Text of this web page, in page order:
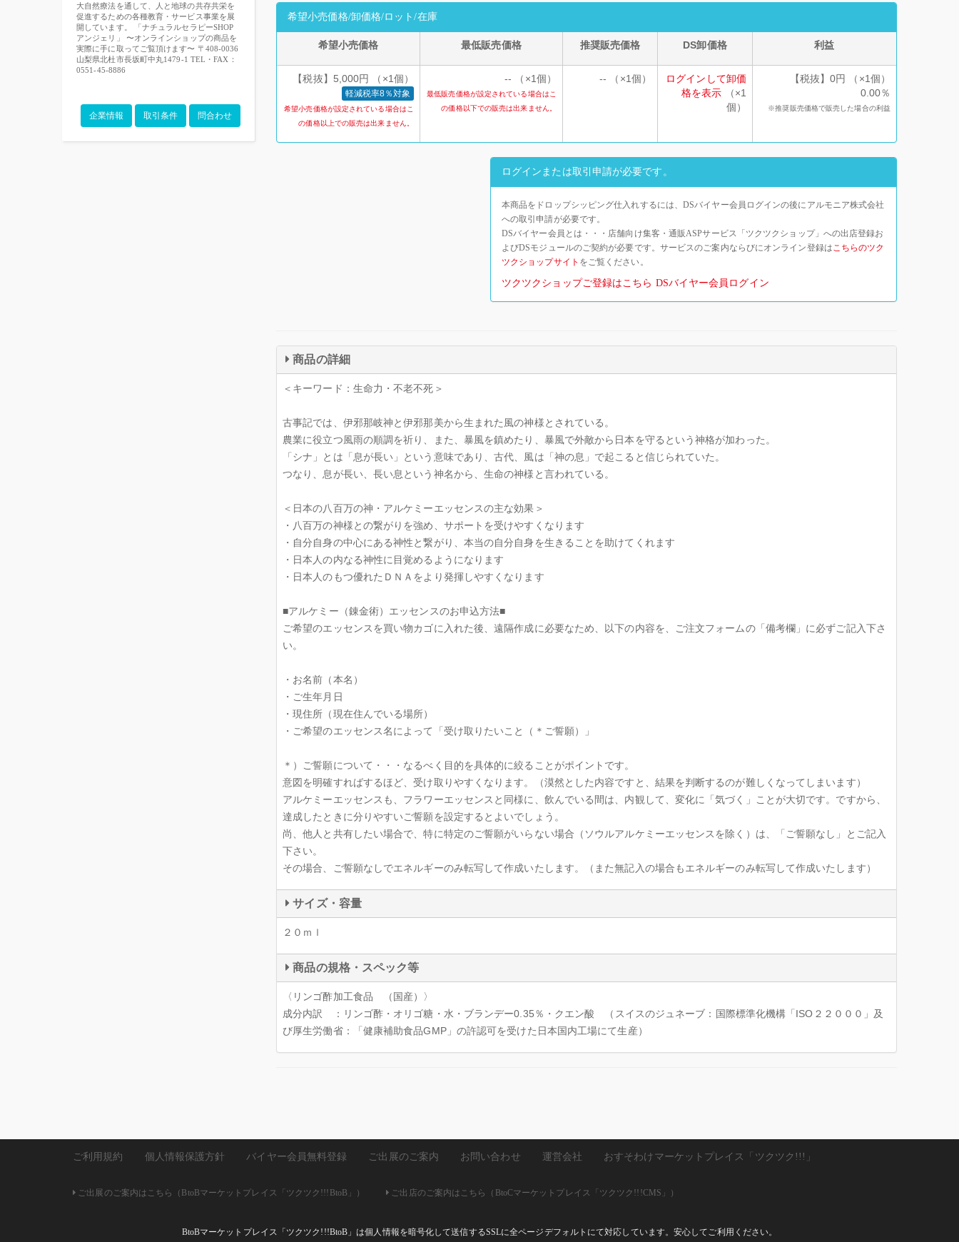
大自然療法を通して、人と地球の共存共栄を
促進するための各種教育・サービス事業を展
開しています。 「ナチュラルセラピーSHOP
アンジェリ」 〜オンラインショップの商品を
実際に手に取ってご覧頂けます〜 〒408-0036
山梨県北杜市長坂町中丸1479-1 TEL・FAX：
0551-45-8886
企業情報 取引条件 問合わせ
希望小売価格/卸価格/ロット/在庫
希望小売価格 最低販売価格 推奨販売価格 DS卸価格 利益
【税抜】5,000円 （×1個）
軽減税率8％対象
希望小売価格が設定されている場合はこ
の価格以上での販売は出来ません。
-- （×1個）
最低販売価格が設定されている場合はこ
の価格以下での販売は出来ません。
-- （×1個）
ログインして卸価
格を表示 （×1
個）
【税抜】0円 （×1個）
0.00％
※推奨販売価格で販売した場合の利益
ログインまたは取引申請が必要です。
本商品をドロップシッピング仕入れするには、DSバイヤー会員ログインの後にアルモニア株式会社
への取引申請が必要です。
DSバイヤー会員とは・・・店舗向け集客・通販ASPサービス「ツクツクショップ」への出店登録お
よびDSモジュールのご契約が必要です。サービスのご案内ならびにオンライン登録はこちらのツク
ツクショップサイト をご覧ください。
ツクツクショップご登録はこちら DSバイヤー会員ログイン
商品の詳細
＜キーワード：生命力・不老不死＞
古事記では、伊邪那岐神と伊邪那美から生まれた風の神様とされている。
農業に役立つ風雨の順調を祈り、また、暴風を鎮めたり、暴風で外敵から日本を守るという神格が加わった。
「シナ」とは「息が長い」という意味であり、古代、風は「神の息」で起こると信じられていた。
つなり、息が長い、長い息という神名から、生命の神様と言われている。
＜日本の八百万の神・アルケミーエッセンスの主な効果＞
・八百万の神様との繋がりを強め、サポートを受けやすくなります
・自分自身の中心にある神性と繋がり、本当の自分自身を生きることを助けてくれます
・日本人の内なる神性に目覚めるようになります
・日本人のもつ優れたＤＮＡをより発揮しやすくなります
■アルケミー（錬金術）エッセンスのお申込方法■
ご希望のエッセンスを買い物カゴに入れた後、遠隔作成に必要なため、以下の内容を、ご注文フォームの「備考欄」に必ずご記入下さ
い。
・お名前（本名）
・ご生年月日
・現住所（現在住んでいる場所）
・ご希望のエッセンス名によって「受け取りたいこと（＊ご誓願）」
＊）ご誓願について・・・なるべく目的を具体的に絞ることがポイントです。
意図を明確すればするほど、受け取りやすくなります。（漠然とした内容ですと、結果を判断するのが難しくなってしまいます）
アルケミーエッセンスも、フラワーエッセンスと同様に、飲んでいる間は、内観して、変化に「気づく」ことが大切です。ですから、
達成したときに分りやすいご誓願を設定するとよいでしょう。
尚、他人と共有したい場合で、特に特定のご誓願がいらない場合（ソウルアルケミーエッセンスを除く）は、「ご誓願なし」とご記入
下さい。
その場合、ご誓願なしでエネルギーのみ転写して作成いたします。（また無記入の場合もエネルギーのみ転写して作成いたします）
サイズ・容量
２０ｍｌ
商品の規格・スペック等
〈リンゴ酢加工食品 （国産）〉
成分内訳 ：リンゴ酢・オリゴ糖・水・ブランデー0.35％・クエン酸 （スイスのジュネーブ：国際標準化機構「ISO２２０００」及
び厚生労働省：「健康補助食品GMP」の許認可を受けた日本国内工場にて生産）
ご利用規約 個人情報保護方針 バイヤー会員無料登録 ご出展のご案内 お問い合わせ 運営会社 おすそわけマーケットプレイス「ツクツク!!!」
ご出展のご案内はこちら（BtoBマーケットプレイス「ツクツク!!!BtoB」） ご出店のご案内はこちら（BtoCマーケットプレイス「ツクツク!!!CMS」）
BtoBマーケットプレイス「ツクツク!!!BtoB」は個人情報を暗号化して送信するSSLに全ページデフォルトにて対応しています。安心してご利用ください。